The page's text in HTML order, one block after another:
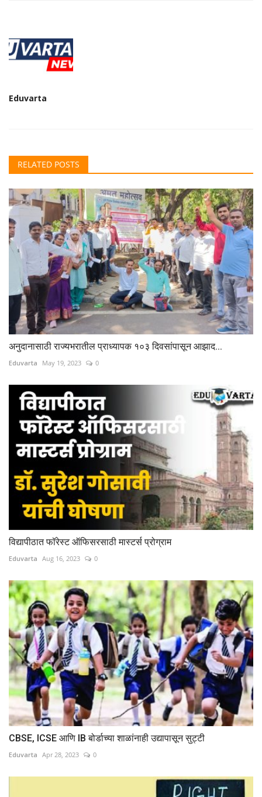
Eduvarta
RELATED POSTS
अनुदानासाठी राज्यभरातील प्राध्यापक १०३ दिवसांपासून आझाद...
Eduvarta May 19, 2023 0
विद्यापीठात फॉरेस्ट ऑफिसरसाठी मास्टर्स प्रोग्राम
Eduvarta Aug 16, 2023 0
CBSE, ICSE आणि IB बोर्डाच्या शाळांनाही उद्यापासून सुट्टी
Eduvarta Apr 28, 2023 0